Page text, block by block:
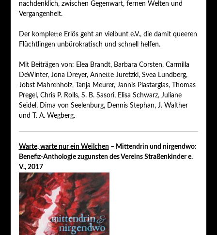
nachdenklich, zwischen Gegenwart, fernen Welten und
Vergangenheit.
Der komplette Erlös geht an vielbunt e.V., die damit queeren
Flüchtlingen unbürokratisch und schnell helfen.
Mit Beiträgen von: Elea Brandt, Barbara Corsten, Carmilla
DeWinter, Jona Dreyer, Annette Juretzki, Svea Lundberg,
Jobst Mahrenholz, Tanja Meurer, Jannis Plastargias, Thomas
Pregel, Chris P. Rolls, S. B. Sasori, Elisa Schwarz, Juliane
Seidel, Dima von Seelenburg, Dennis Stephan, J. Walther
und T. A. Wegberg.
Warte, warte nur ein Weilchen– Mittendrin und nirgendwo:
Benefiz-Anthologie zugunsten des Vereins Straßenkinder e.
V., 2017